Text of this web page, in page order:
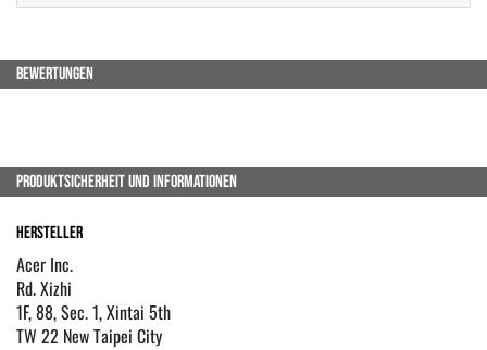
BEWERTUNGEN
PRODUKTSICHERHEIT UND INFORMATIONEN
Hersteller
Acer Inc.
Rd. Xizhi
1F, 88, Sec. 1, Xintai 5th
TW 22 New Taipei City